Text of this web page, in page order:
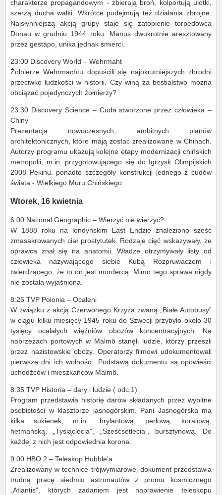
charakterze propagandowym - zbierają broń, kolportują ulotki,
szerzą ducha walki. Wkrótce podejmują też działania zbrojne.
Najsłynniejszą akcją grupy staje się zatopienie torpedowca
Donau w grudniu 1944 roku. Manus dwukrotnie aresztowany
przez gestapo, unika jednak śmierci.
23:00 Discovery World – Wehrmaht
Żołnierze Wehrmachtu dopuścili się najokrutniejszych zbrodni
przeciwko ludzkości w historii. Czy winą za bestialstwo można
obciążać pojedynczych żołnierzy?
23:30 Discovery Science – Cuda stworzone przez człowieka –
Chiny
Prezentacja nowoczesnych, ambitnych planów
architektonicznych, które mają zostać zrealizowane w Chinach.
Autorzy programu ukazują kolejne etapy modernizacji chińskich
metropolii, m.in. przygotowującego się do Igrzysk Olimpijskich
2008 Pekinu. ponadto szczegóły konstrukcji jednego z cudów
świata - Wielkiego Muru Chińskiego.
Wtorek, 16 kwietnia
6:00 National Geographic – Wierzyć nie wierzyć?
W 1888 roku na londyńskim East Endzie znaleziono sześć
zmasakrowanych ciał prostytutek. Rodzaje cięć wskazywały, że
oprawca znał się na anatomii. Władze otrzymywały listy od
człowieka nazywającego siebie Kubą Rozpruwaczem i
twierdzącego, że to on jest mordercą. Mimo tego sprawa nigdy
nie została wyjaśniona.
8:25 TVP Polonia – Ocaleni
W związku z akcją Czerwonego Krzyża zwaną „Białe Autobusy”
w ciągu kilku miesięcy 1945 roku do Szwecji przybyło około 30
tysięcy ocalałych więźniów obozów koncentracyjnych. Na
nabrzeżach portowych w Malmö stanęli ludzie, którzy przeszli
przez nazistowskie obozy. Operatorzy filmowi udokumentowali
pierwsze dni ich wolności. Podstawą dokumentu są opowieści
uchodźców i mieszkańców Malmö.
8:35 TVP Historia – dary i ludzie ( odc.1)
Program przedstawia historię darów składanych przez wybitne
osobistości w klasztorze jasnogórskim. Pani Jasnogórska ma
kilka sukienek, m.in.: brylantową, perłową, koralową,
hetmańską, „Tysiąclecia”, „Sześćsetlecia”, bursztynową. Do
każdej z nich jest odpowiednia korona.
9:00 HBO 2 – Teleskop Hubble’a
Zrealizowany w technice trójwymiarowej dokument przedstawia
trudną pracę siedmiu astronautów z promu kosmicznego
„Atlantis”, których zadaniem jest naprawienie teleskopu